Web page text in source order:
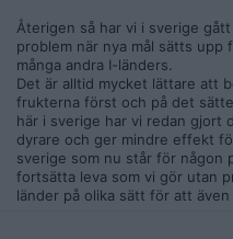
Återigen så har vi i sverige
problem när nya mål sätts upp
många andra I-länders.
Det är alltid mycket lättare att
frukterna först och på det
här i sverige har vi redan gjort
dyrare och ger mindre effekt
sverige som nu står för någon
fortsätta leva som vi gör utan
länder på olika sätt för att